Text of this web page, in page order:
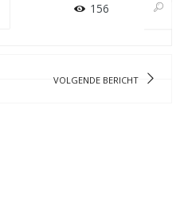
156
VOLGENDE BERICHT